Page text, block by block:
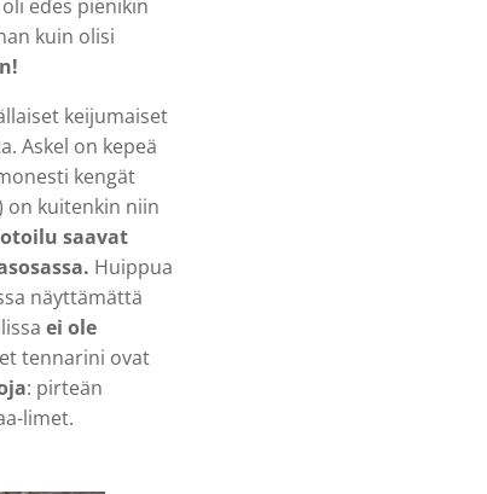
edes pienikin
kuin olisi
keijumaiset
Askel on kepeä
kengät
on kuitenkin niin
saavat
Huippua
näyttämättä
ei ole
tennarini ovat
: pirteän
limet.